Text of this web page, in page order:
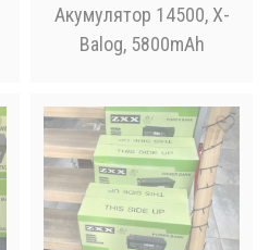
Акумулятор 14500, X-
Balog, 5800mAh